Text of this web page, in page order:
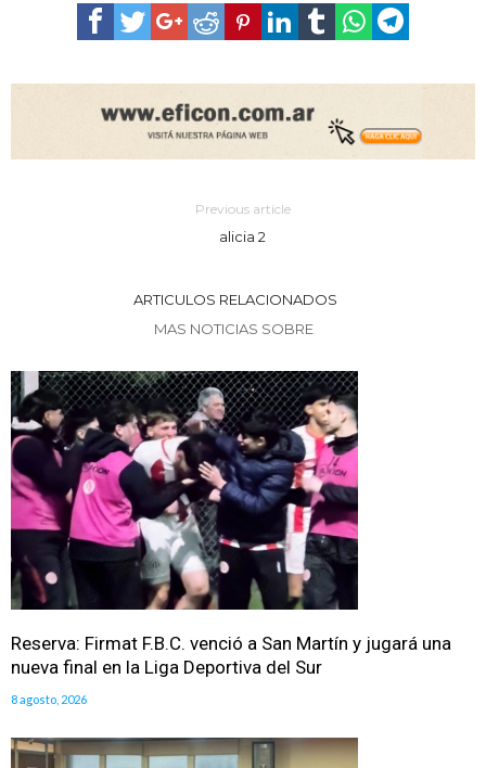
Previous article
alicia 2
ARTICULOS RELACIONADOS
MAS NOTICIAS SOBRE
Reserva: Firmat F.B.C. venció a San Martín y jugará una
nueva final en la Liga Deportiva del Sur
8 agosto, 2026